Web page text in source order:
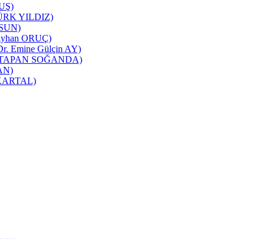
YILDIZ)
ORUÇ)
Emine Gülçin AY)
TAPAN SOĞANDA)